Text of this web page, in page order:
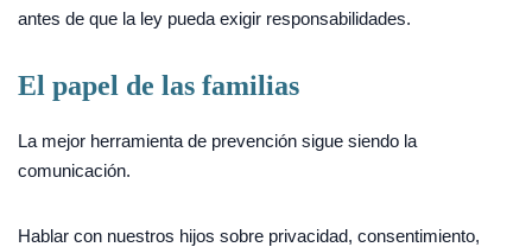
antes de que la ley pueda exigir responsabilidades.
El papel de las familias
La mejor herramienta de prevención sigue siendo la
comunicación.
Hablar con nuestros hijos sobre privacidad, consentimiento,